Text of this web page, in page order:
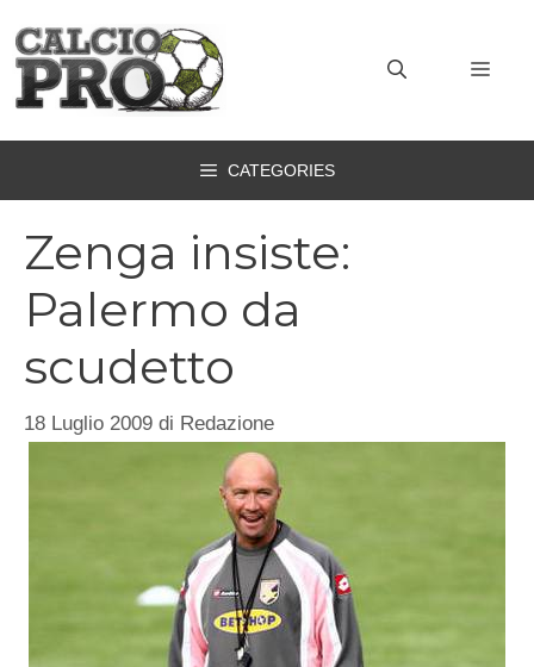
contenuto
CATEGORIES
Zenga insiste:
Palermo da
scudetto
18 Luglio 2009 di Redazione